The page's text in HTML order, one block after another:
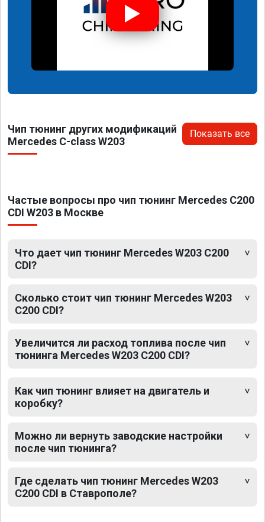
Чип тюнинг других модификаций
Mercedes C-class W203
Показать все
Частые вопросы про чип тюнинг Mercedes C200
CDI W203 в Москве
Что дает чип тюнинг Mercedes W203 C200
CDI?
Сколько стоит чип тюнинг Mercedes W203
C200 CDI?
Увеличится ли расход топлива после чип
тюнинга Mercedes W203 C200 CDI?
Как чип тюнинг влияет на двигатель и
коробку?
Можно ли вернуть заводские настройки
после чип тюнинга?
Где сделать чип тюнинг Mercedes W203
C200 CDI в Ставрополе?